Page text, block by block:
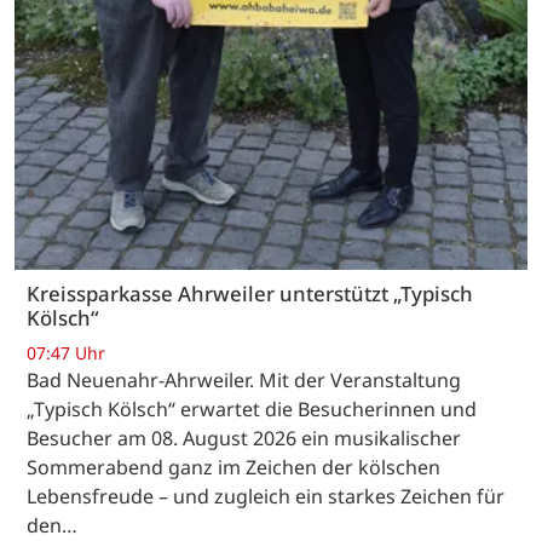
Kreissparkasse Ahrweiler unterstützt „Typisch
Kölsch“
07:47 Uhr
Bad Neuenahr-Ahrweiler. Mit der Veranstaltung
„Typisch Kölsch“ erwartet die Besucherinnen und
Besucher am 08. August 2026 ein musikalischer
Sommerabend ganz im Zeichen der kölschen
Lebensfreude – und zugleich ein starkes Zeichen für
den…